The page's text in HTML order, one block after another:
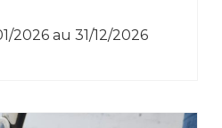
2026 au 31/12/2026